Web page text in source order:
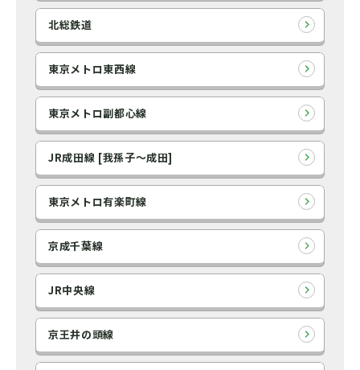
北総鉄道
東京メトロ東西線
東京メトロ副都心線
JR成田線 [我孫子～成田]
東京メトロ有楽町線
京成千葉線
JR中央線
京王井の頭線